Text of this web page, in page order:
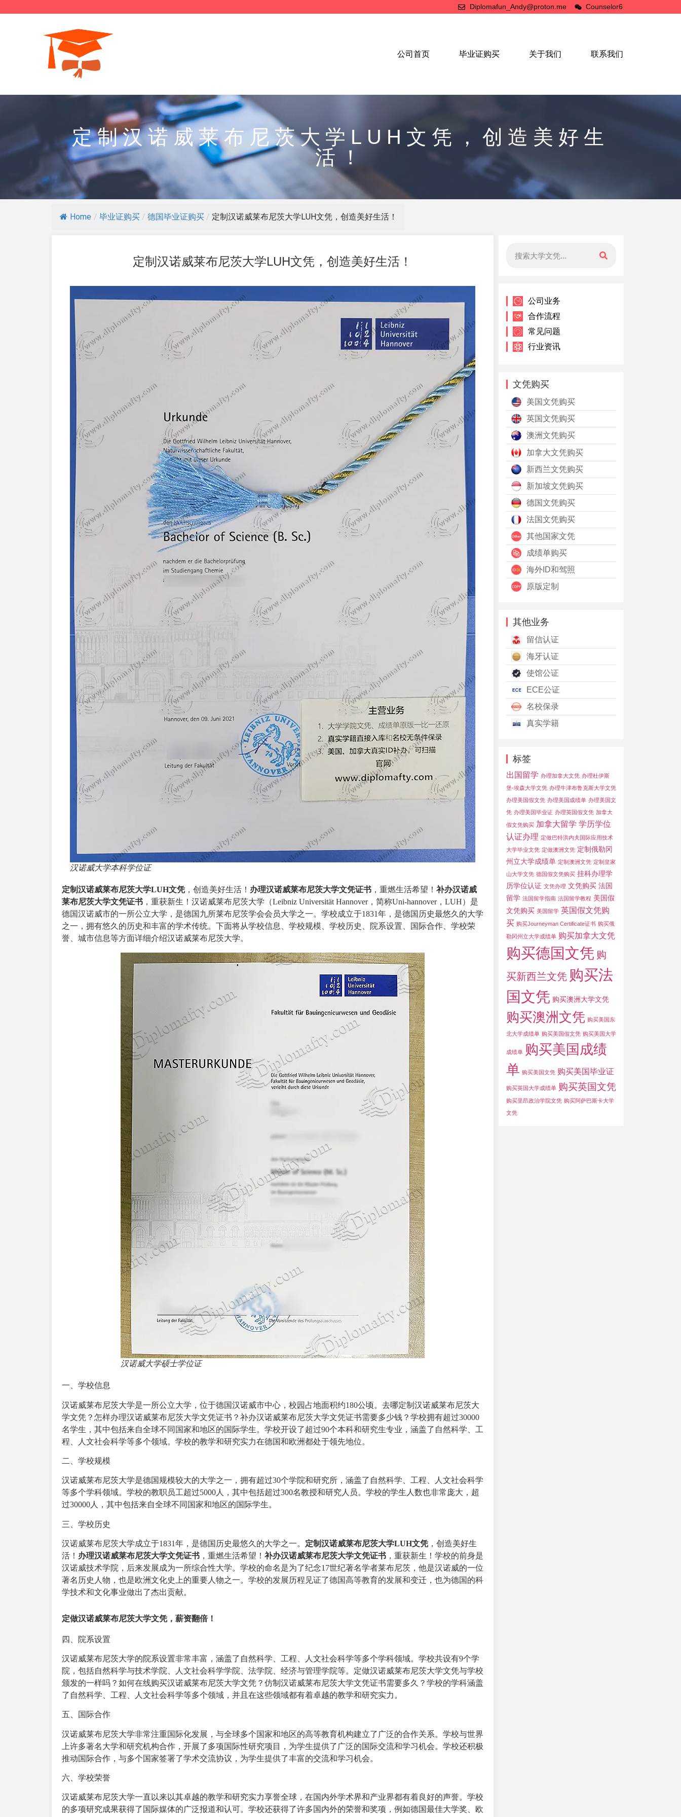
Diplomafun_Andy@proton.me Counselor6
公司首页 毕业证购买 关于我们 联系我们
定制汉诺威莱布尼茨大学LUH文凭，创造美好生
活！
Home / 毕业证购买 / 德国毕业证购买 / 定制汉诺威莱布尼茨大学LUH文凭，创造美好生活！
定制汉诺威莱布尼茨大学LUH文凭，创造美好生活！
汉诺威大学本科学位证
定制汉诺威莱布尼茨大学LUH文凭 ，创造美好生活！ 办理汉诺威莱布尼茨大学文凭证书 ，重燃生活希望！ 补办汉诺威
莱布尼茨大学文凭证书 ，重获新生！汉诺威莱布尼茨大学（Leibniz Universität Hannover，简称Uni-hannover，LUH）是
德国汉诺威市的一所公立大学，是德国九所莱布尼茨学会会员大学之一。学校成立于1831年，是德国历史最悠久的大学
之一，拥有悠久的历史和丰富的学术传统。下面将从学校信息、学校规模、学校历史、院系设置、国际合作、学校荣
誉、城市信息等方面详细介绍汉诺威莱布尼茨大学。
汉诺威大学硕士学位证
一、学校信息
汉诺威莱布尼茨大学是一所公立大学，位于德国汉诺威市中心，校园占地面积约180公顷。去哪定制汉诺威莱布尼茨大
学文凭？怎样办理汉诺威莱布尼茨大学文凭证书？补办汉诺威莱布尼茨大学文凭证书需要多少钱？学校拥有超过30000
名学生，其中包括来自全球不同国家和地区的国际学生。学校开设了超过90个本科和研究生专业，涵盖了自然科学、工
程、人文社会科学等多个领域。学校的教学和研究实力在德国和欧洲都处于领先地位。
二、学校规模
汉诺威莱布尼茨大学是德国规模较大的大学之一，拥有超过30个学院和研究所，涵盖了自然科学、工程、人文社会科学
等多个学科领域。学校的教职员工超过5000人，其中包括超过300名教授和研究人员。学校的学生人数也非常庞大，超
过30000人，其中包括来自全球不同国家和地区的国际学生。
三、学校历史
汉诺威莱布尼茨大学成立于1831年，是德国历史最悠久的大学之一。 定制汉诺威莱布尼茨大学LUH文凭 ，创造美好生
活！ 办理汉诺威莱布尼茨大学文凭证书 ，重燃生活希望！ 补办汉诺威莱布尼茨大学文凭证书 ，重获新生！学校的前身是
汉诺威技术学院，后来发展成为一所综合性大学。学校的命名是为了纪念17世纪著名学者莱布尼茨，他是汉诺威的一位
著名历史人物，也是欧洲文化史上的重要人物之一。学校的发展历程见证了德国高等教育的发展和变迁，也为德国的科
学技术和文化事业做出了杰出贡献。
定做汉诺威莱布尼茨大学文凭，薪资翻倍！
四、院系设置
汉诺威莱布尼茨大学的院系设置非常丰富，涵盖了自然科学、工程、人文社会科学等多个学科领域。学校共设有9个学
院，包括自然科学与技术学院、人文社会科学学院、法学院、经济与管理学院等。定做汉诺威莱布尼茨大学文凭与学校
颁发的一样吗？如何在线购买汉诺威莱布尼茨大学文凭？仿制汉诺威莱布尼茨大学文凭证书需要多久？学校的学科涵盖
了自然科学、工程、人文社会科学等多个领域，并且在这些领域都有着卓越的教学和研究实力。
五、国际合作
汉诺威莱布尼茨大学非常注重国际化发展，与全球多个国家和地区的高等教育机构建立了广泛的合作关系。学校与世界
上许多著名大学和研究机构合作，开展了多项国际性研究项目，为学生提供了广泛的国际交流和学习机会。学校还积极
推动国际合作，与多个国家签署了学术交流协议，为学生提供了丰富的交流和学习机会。
六、学校荣誉
汉诺威莱布尼茨大学一直以来以其卓越的教学和研究实力享誉全球，在国内外学术界和产业界都有着良好的声誉。学校
的多项研究成果获得了国际媒体的广泛报道和认可。学校还获得了许多国内外的荣誉和奖项，例如德国最佳大学奖、欧
公司业务
合作流程
常见问题
行业资讯
文凭购买
美国文凭购买
英国文凭购买
澳洲文凭购买
加拿大文凭购买
新西兰文凭购买
新加坡文凭购买
德国文凭购买
法国文凭购买
其他国家文凭
成绩单购买
海外ID和驾照
原版定制
其他业务
留信认证
海牙认证
使馆公证
ECE公证
名校保录
真实学籍
标签
出国留学 办理加拿大文凭 办理杜伊斯
堡-埃森大学文凭 办理牛津布鲁克斯大学文凭
办理美国假文凭 办理美国成绩单 办理美国文
凭 办理美国毕业证 办理英国假文凭 加拿大
假文凭购买 加拿大留学 学历学位
认证办理 定做巴特洪内夫国际应用技术
大学毕业文凭 定做澳洲文凭 定制俄勒冈
州立大学成绩单 定制澳洲文凭 定制皇家
山大学文凭 德国假文凭购买 挂科办理学
历学位认证 文凭办理 文凭购买 法国
留学 法国留学指南 法国留学教程 美国假
文凭购买 美国留学 英国假文凭购
买 购买Journeyman Certificate证书 购买俄
勒冈州立大学成绩单 购买加拿大文凭
购买德国文凭 购
买新西兰文凭 购买法
国文凭 购买澳洲大学文凭
购买澳洲文凭 购买美国东
北大学成绩单 购买美国假文凭 购买美国大学
成绩单 购买美国成绩
单 购买美国文凭 购买美国毕业证
购买英国大学成绩单 购买英国文凭
购买里昂政治学院文凭 购买阿萨巴斯卡大学
文凭